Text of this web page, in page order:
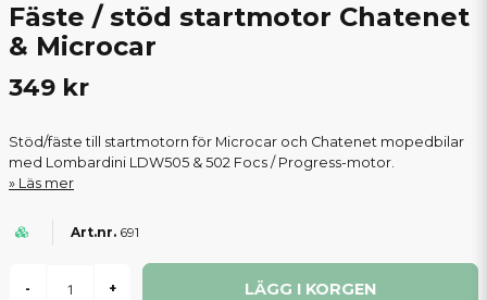
Fäste / stöd startmotor Chatenet
& Microcar
349 kr
Stöd/fäste till startmotorn för Microcar och Chatenet mopedbilar
med Lombardini LDW505 & 502 Focs / Progress-motor.
Läs mer
691
- + LÄGG I KORGEN